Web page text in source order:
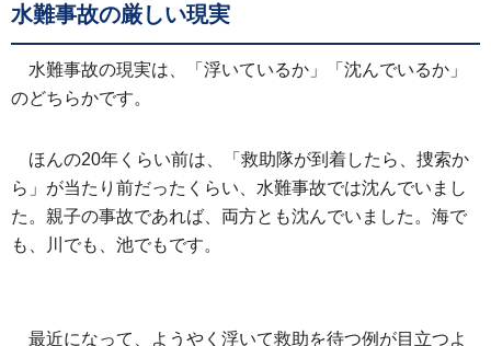
水難事故の厳しい現実
水難事故の現実は、「浮いているか」「沈んでいるか」
のどちらかです。
ほんの20年くらい前は、「救助隊が到着したら、捜索か
ら」が当たり前だったくらい、水難事故では沈んでいまし
た。親子の事故であれば、両方とも沈んでいました。海で
も、川でも、池でもです。
最近になって、ようやく浮いて救助を待つ例が目立つよ